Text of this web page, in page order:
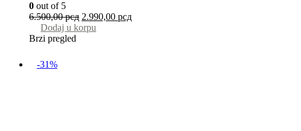
0 out of 5
6.500,00рсд 2.990,00 рсд
Dodaj u korpu
Brzi pregled
-31%